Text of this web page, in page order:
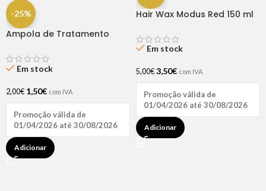
-25%
Ampola de Tratamento
Hair (1 UNIDADE)
Em stock
2,00€ 1,50€ com IVA
Promoção válida de
01/04/2026 até 30/08/2026
Adicionar
Hair Wax Modus Red 150 ml
Em stock
5,00€ 3,50€ com IVA
Promoção válida de
01/04/2026 até 30/08/2026
Adicionar